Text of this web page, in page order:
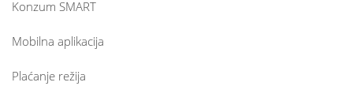
Konzum SMART
Mobilna aplikacija
Plaćanje režija